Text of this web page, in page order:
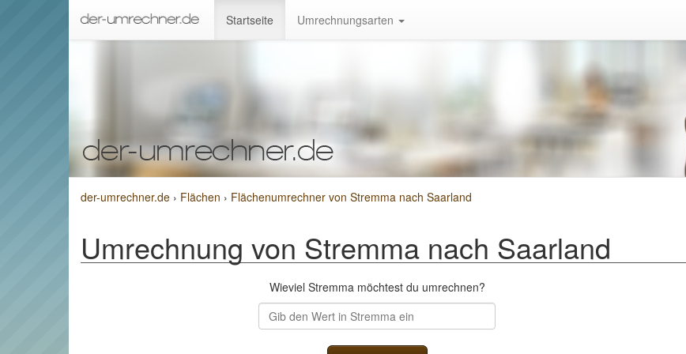
Startseite Umrechnungsarten
der-umrechner.de › Flächen › Flächenumrechner von Stremma nach Saarland
Umrechnung von Stremma nach Saarland
Wieviel Stremma möchtest du umrechnen?